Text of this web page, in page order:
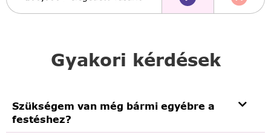
Gyakori kérdések
Szükségem van még bármi egyébre a
festéshez?